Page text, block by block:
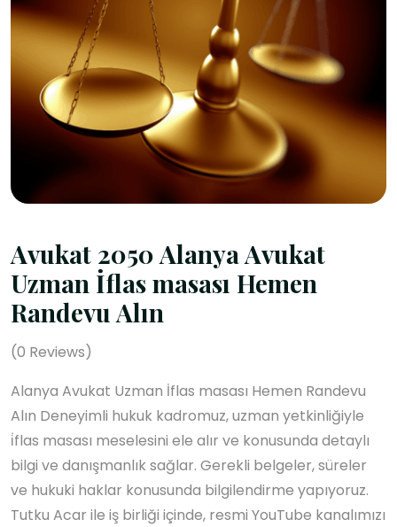
Avukat 2050 Alanya Avukat
Uzman İflas masası Hemen
Randevu Alın
(0 Reviews)
Alanya Avukat Uzman İflas masası Hemen Randevu
Alın Deneyimli hukuk kadromuz, uzman yetkinliğiyle
i̇flas masası meselesini ele alır ve konusunda detaylı
bilgi ve danışmanlık sağlar. Gerekli belgeler, süreler
ve hukuki haklar konusunda bilgilendirme yapıyoruz.
Tutku Acar ile iş birliği içinde, resmi YouTube kanalımızı